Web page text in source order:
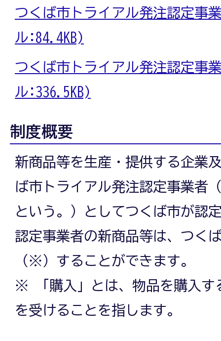
つくば市トライアル発注認定事
ル:84.4KB)
つくば市トライアル発注認定事
ル:336.5KB)
制度概要
新商品等を生産・提供する企業
ば市トライアル発注認定事業者
という。）としてつくば市が認
認定事業者の新商品等は、つく
（※）することができます。
※ 「購入」とは、物品を購入す
を受けることを指します。